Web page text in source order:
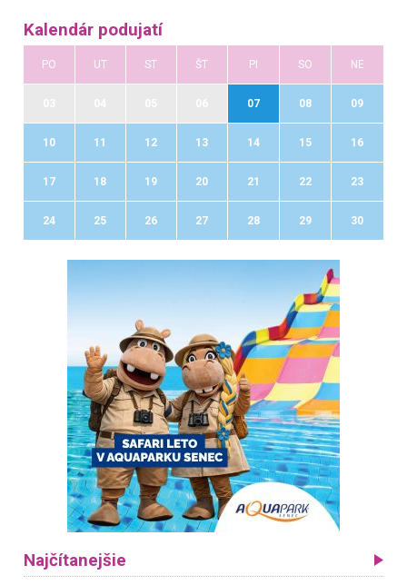
Kalendár podujatí
PO UT ST ŠT PI SO NE
07 08 09
10 11 12 13 14 15 16
17 18 19 20 21 22 23
24 25 26 27 28 29 30
Najčítanejšie